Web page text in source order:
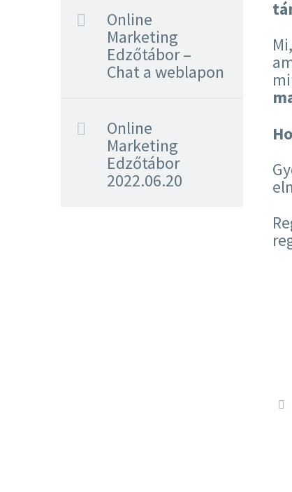
Online
Marketing
Edzőtábor –
Chat a weblapon
Online
Marketing
Edzőtábor
2022.06.20